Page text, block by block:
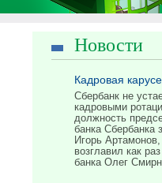
Новости
Кадровая
Сбербанк не
кадровыми
должность
банка Сбербанка
Игорь
возглавил как
банка Олег